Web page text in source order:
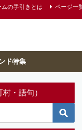
ムの手引きとは ページ一
ド特集
・語句）